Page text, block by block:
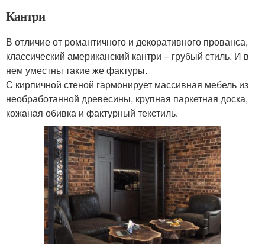
Кантри
В отличие от романтичного и декоративного прованса,
классический американский кантри – грубый стиль. И в
нем уместны такие же фактуры.
С кирпичной стеной гармонирует массивная мебель из
необработанной древесины, крупная паркетная доска,
кожаная обивка и фактурный текстиль.